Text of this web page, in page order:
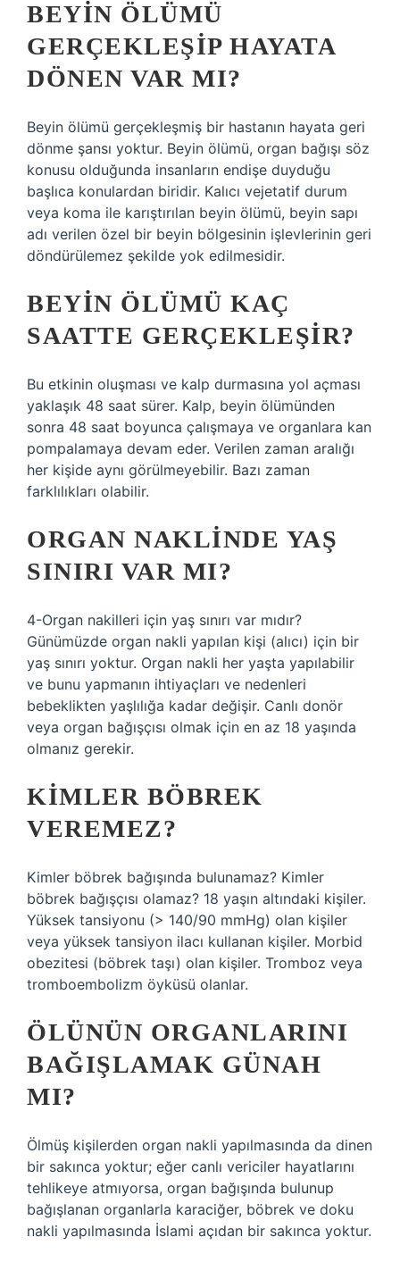
BEYIN ÖLÜMÜ
GERÇEKLEŞIP HAYATA
DÖNEN VAR MI?
Beyin ölümü gerçekleşmiş bir hastanın hayata geri
dönme şansı yoktur. Beyin ölümü, organ bağışı söz
konusu olduğunda insanların endişe duyduğu
başlıca konulardan biridir. Kalıcı vejetatif durum
veya koma ile karıştırılan beyin ölümü, beyin sapı
adı verilen özel bir beyin bölgesinin işlevlerinin geri
döndürülemez şekilde yok edilmesidir.
BEYIN ÖLÜMÜ KAÇ
SAATTE GERÇEKLEŞIR?
Bu etkinin oluşması ve kalp durmasına yol açması
yaklaşık 48 saat sürer. Kalp, beyin ölümünden
sonra 48 saat boyunca çalışmaya ve organlara kan
pompalamaya devam eder. Verilen zaman aralığı
her kişide aynı görülmeyebilir. Bazı zaman
farklılıkları olabilir.
ORGAN NAKLINDE YAŞ
SINIRI VAR MI?
4-Organ nakilleri için yaş sınırı var mıdır?
Günümüzde organ nakli yapılan kişi (alıcı) için bir
yaş sınırı yoktur. Organ nakli her yaşta yapılabilir
ve bunu yapmanın ihtiyaçları ve nedenleri
bebeklikten yaşlılığa kadar değişir. Canlı donör
veya organ bağışçısı olmak için en az 18 yaşında
olmanız gerekir.
KIMLER BÖBREK
VEREMEZ?
Kimler böbrek bağışında bulunamaz? Kimler
böbrek bağışçısı olamaz? 18 yaşın altındaki kişiler.
Yüksek tansiyonu (> 140/90 mmHg) olan kişiler
veya yüksek tansiyon ilacı kullanan kişiler. Morbid
obezitesi (böbrek taşı) olan kişiler. Tromboz veya
tromboembolizm öyküsü olanlar.
ÖLÜNÜN ORGANLARINI
BAĞIŞLAMAK GÜNAH
MI?
Ölmüş kişilerden organ nakli yapılmasında da dinen
bir sakınca yoktur; eğer canlı vericiler hayatlarını
tehlikeye atmıyorsa, organ bağışında bulunup
bağışlanan organlarla karaciğer, böbrek ve doku
nakli yapılmasında İslami açıdan bir sakınca yoktur.